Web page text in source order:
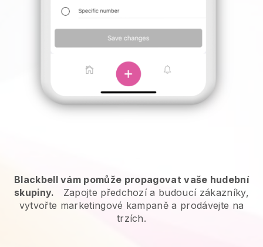
Blackbell vám pomůže propagovat vaše hudební
skupiny.
Zapojte předchozí a budoucí zákazníky,
vytvořte marketingové kampaně a prodávejte na
trzích.